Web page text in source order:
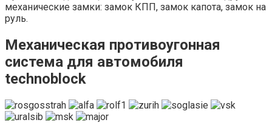
механические замки: замок КПП, замок капота, замок на
руль.
Механическая противоугонная
система для автомобиля
technoblock